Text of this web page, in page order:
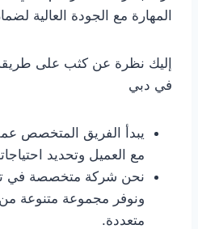
المهارة مع الجودة العالية
إليك نظرة عن كثب على
في دبي
يبدأ الفريق المتخصص
مع العميل وتحديد
نحن شركة متخصصة في
ونوفر مجموعة متنوعة من
متعددة.